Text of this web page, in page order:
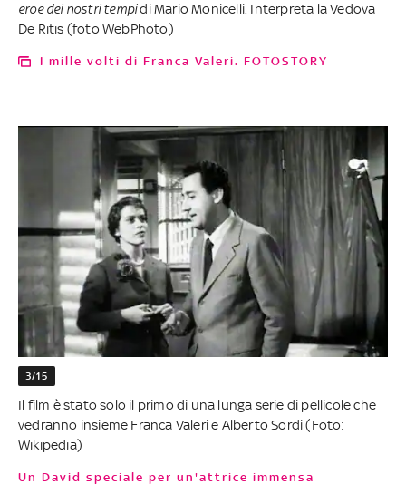
eroe dei nostri tempidi Mario Monicelli. Interpreta la Vedova
De Ritis (foto WebPhoto)
I mille volti di Franca Valeri. FOTOSTORY
3/15
Il film è stato solo il primo di una lunga serie di pellicole che
vedranno insieme Franca Valeri e Alberto Sordi (Foto:
Wikipedia)
Un David speciale per un'attrice immensa